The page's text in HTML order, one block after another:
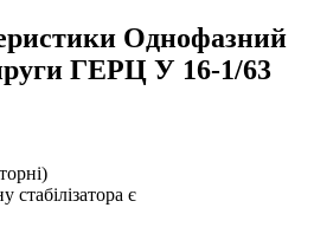
Однофазний
ГЕРЦ У 16-1/63
стабілізатора є